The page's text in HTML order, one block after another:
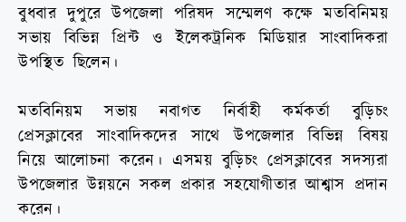
বুধবার দুপুরে উপজেলা পরিষদ সম্মেলণ কক্ষে মতবিনিময়
সভায় বিভিন্ন প্রিন্ট ও ইলেকট্রনিক মিডিয়ার সাংবাদিকরা
উপস্থিত ছিলেন।
মতবিনিয়ম সভায় নবাগত নির্বাহী কর্মকর্তা বুড়িচং
প্রেসক্লাবের সাংবাদিকদের সাথে উপজেলার বিভিন্ন বিষয়
নিয়ে আলোচনা করেন। এসময় বুড়িচং প্রেসক্লাবের সদস্যরা
উপজেলার উন্নয়নে সকল প্রকার সহযোগীতার আশ্বাস প্রদান
করেন।